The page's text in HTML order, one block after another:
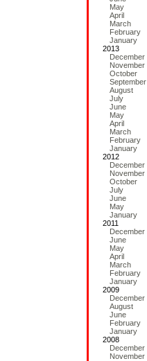
May
April
March
February
January
2013
December
November
October
September
August
July
June
May
April
March
February
January
2012
December
November
October
July
June
May
January
2011
December
June
May
April
March
February
January
2009
December
August
June
February
January
2008
December
November